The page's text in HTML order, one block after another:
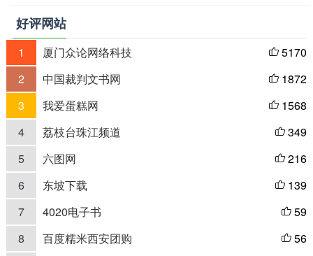
好评网站
1 厦门众论网络科技  5170
2
中国裁判文书网  1872
3
我爱蛋糕网  1568
4
荔枝台珠江频道  349
5
六图网  216
6
东坡下载  139
7
4020电子书  59
8
百度糯米西安团购  56